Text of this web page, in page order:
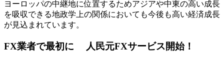
ヨーロッパの中継地に位置するためアジアや中東の高い成長
を吸収できる地政学上の関係においても今後も高い経済成長
が見込まれています。
FX業者で最初に 人民元FXサービス開始！